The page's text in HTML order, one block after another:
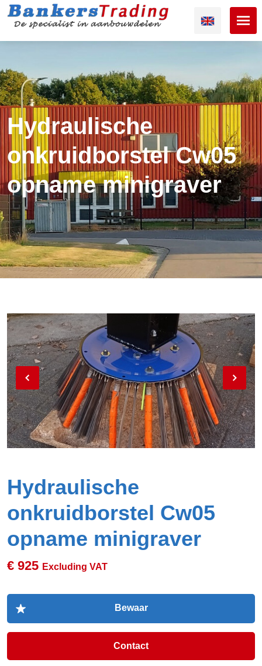
Hydraulische
onkruidborstel Cw05
opname minigraver
Hydraulische
onkruidborstel Cw05
opname minigraver
€ 925 Excluding VAT
Contact